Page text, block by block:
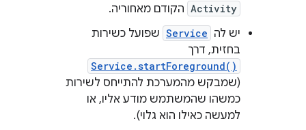
Activity הקודם מאחוריה.
יש לה Service שפועל כשירות
בחזית, דרך
Service.startForeground()
(שמבקש מהמערכת להתייחס לשירות
כמשהו שהמשתמש מודע אליו, או
למעשה כאילו הוא גלוי).